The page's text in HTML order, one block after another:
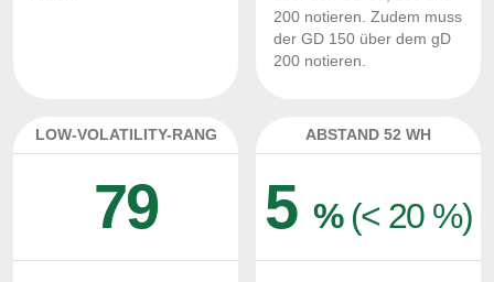
200 notieren. Zudem muss
der GD 150 über dem gD
200 notieren.
LOW-VOLATILITY-RANG
79
ABSTAND 52 WH
5 % (< 20 %)